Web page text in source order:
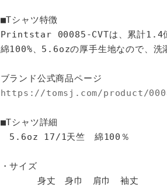
■Tシャツ特徴
Printstar 00085-CVTは、累計1.4億
綿100%、5.6ozの厚手生地なので、洗
ブランド公式商品ページ
https://tomsj.com/product/
■Tシャツ詳細
5.6oz 17/1天竺 綿100％
・サイズ
身丈 身巾 肩巾 袖丈